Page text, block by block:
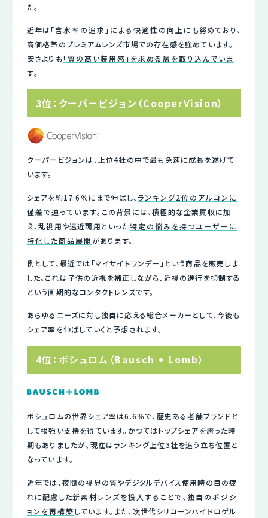
た。
近年は「含水率の追求」による快適性の向上 にも努めており、
高価格帯のプレミアムレンズ市場での存在感を強めています。
安さよりも「質の高い装用感」を求める層を取り込んでいま
す。
3位：クーパービジョン（CooperVision）
クーパービジョンは、上位4社の中で最も急速に成長を遂げて
います。
シェアを約17.6％にまで伸ばし、 ランキング2位のアルコンに
僅差で迫っています。 この背景には、積極的な企業買収に加
え、乱視用や遠近両用といった特定の悩みを持つユーザーに
特化した商品展開があります。
例として、最近では「マイサイトワンデー」という商品を販売しま
した。これは子供の近視を補正しながら、近視の進行を抑制する
という画期的なコンタクトレンズです。
あらゆるニーズに対し独自に応える総合メーカーとして、今後も
シェア率を伸ばしていくと予想されます。
4位：ボシュロム（Bausch + Lomb）
ボシュロムの世界シェア率は6.6％で、歴史ある老舗ブランドと
して根強い支持を得ています。かつてはトップシェアを誇った時
期もありましたが、現在はランキング上位3社を追う立ち位置と
なっています。
近年では、夜間の視界の質やデジタルデバイス使用時の目の疲
れに配慮した新素材レンズを投入することで、独自のポジシ
ョンを再構築しています。また、次世代シリコーンハイドロゲル